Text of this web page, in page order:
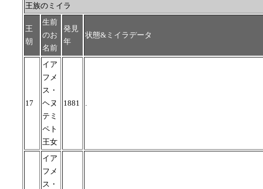
王族のミイラ
王
朝
生前
のお
名前
発見
年
状態&ミイラデータ
17
イア
フメ
ス・
ヘヌ
テミ
ペト
王女
1881
イア
フメ
ス・